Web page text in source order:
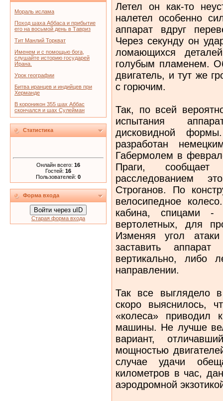
Мораль ислама
Поход шаха Аббаса и прибытие
его на восьмой день в Тавриз
Тит Манлий Торкват
Именем и с помощью бога,
слушайте историю государей
Ирана.
Урок географии
Битва иранцев и индийцев при
Херманде
В короникон 355 шах Аббас
скончался и шах Сулейман
Статистика
Онлайн всего: 16
Гостей: 16
Пользователей: 0
Форма входа
Войти через uID
Старая форма входа
Летел он как-то
налетел особенно
аппарат вдруг
Через секунду он
ломающихся
голубым пламенем.
двигатель, и тут же
с горючим.
Так, по всей
испытания
дисковидной
разработан
Габермолем в
Праги, сообщает
расследованием
Строганов. По
велосипедное
кабина, спицами -
вертолетных, для
Изменяя угол
заставить
вертикально, либо
направлении.
Так все выглядело
скоро выяснилось,
«колеса» приводил
машины. Не лучше
вариант,
мощностью
случае удачи
километров в час,
аэродромной